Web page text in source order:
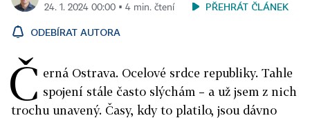
24. 1. 2024 00:00 ▪ 4 min. čtení
PŘEHRÁT ČLÁNEK
ODEBÍRAT AUTORA
Č erná Ostrava. Ocelové srdce republiky. Tahle
spojení stále často slýchám – a už jsem z nich
trochu unavený. Časy, kdy to platilo, jsou dávno